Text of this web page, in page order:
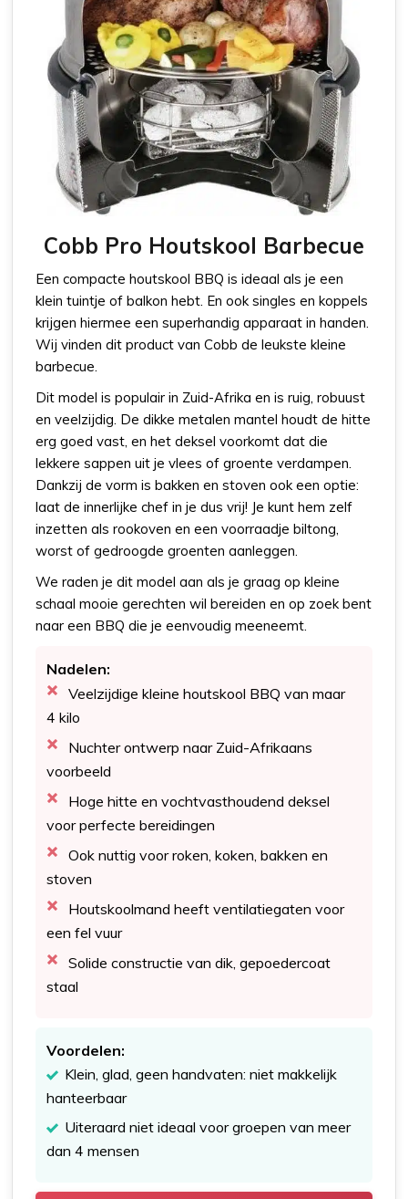
Cobb Pro Houtskool Barbecue
Een compacte houtskool BBQ is ideaal als je een
klein tuintje of balkon hebt. En ook singles en koppels
krijgen hiermee een superhandig apparaat in handen.
Wij vinden dit product van Cobb de leukste kleine
barbecue.
Dit model is populair in Zuid-Afrika en is ruig, robuust
en veelzijdig. De dikke metalen mantel houdt de hitte
erg goed vast, en het deksel voorkomt dat die
lekkere sappen uit je vlees of groente verdampen.
Dankzij de vorm is bakken en stoven ook een optie:
laat de innerlijke chef in je dus vrij! Je kunt hem zelf
inzetten als rookoven en een voorraadje biltong,
worst of gedroogde groenten aanleggen.
We raden je dit model aan als je graag op kleine
schaal mooie gerechten wil bereiden en op zoek bent
naar een BBQ die je eenvoudig meeneemt.
Nadelen:
Veelzijdige kleine houtskool BBQ van maar
4 kilo
Nuchter ontwerp naar Zuid-Afrikaans
voorbeeld
Hoge hitte en vochtvasthoudend deksel
voor perfecte bereidingen
Ook nuttig voor roken, koken, bakken en
stoven
Houtskoolmand heeft ventilatiegaten voor
een fel vuur
Solide constructie van dik, gepoedercoat
staal
Voordelen:
Klein, glad, geen handvaten: niet makkelijk
hanteerbaar
Uiteraard niet ideaal voor groepen van meer
dan 4 mensen